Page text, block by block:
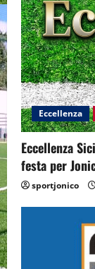
Eccellenza
Eccellenza
festa per
sportjonico